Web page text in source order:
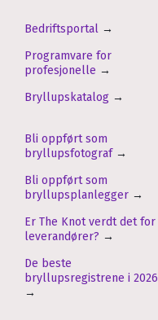
Bedriftsportal →
Programvare for
profesjonelle →
Bryllupskatalog →
Bli oppført som
bryllupsfotograf→
Bli oppført som
bryllupsplanlegger →
Er The Knot verdt det for
leverandører? →
De beste
bryllupsregistrene i 2026
→